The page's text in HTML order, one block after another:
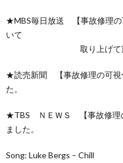
★MBS毎日放送 【事故修理の
いて
取り上げて頂き
★読売新聞 【事故修理の可視
た。
★TBS ＮＥＷＳ 【事故修理
ました。
Song: Luke Bergs – Chill